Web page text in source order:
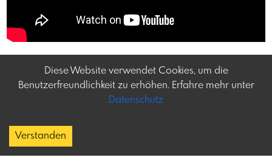
Diese Website verwendet Cookies, um die
Benutzerfreundlichkeit zu erhöhen. Erfahre mehr unter
Datenschutz
Verstanden
und mehr in Österreich
Kontakt: social@frey-tag.at